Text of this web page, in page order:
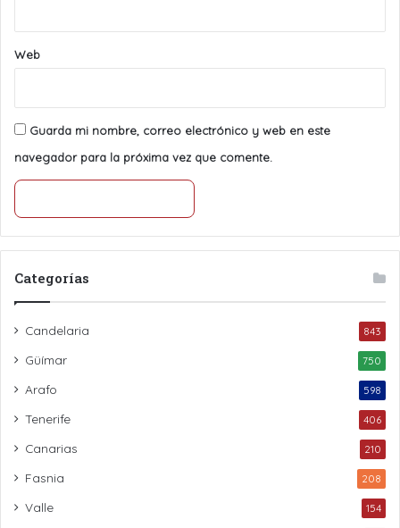
Web
Guarda mi nombre, correo electrónico y web en este
navegador para la próxima vez que comente.
Categorías
Candelaria 843
Güímar 750
Arafo 598
Tenerife 406
Canarias 210
Fasnia 208
Valle 154